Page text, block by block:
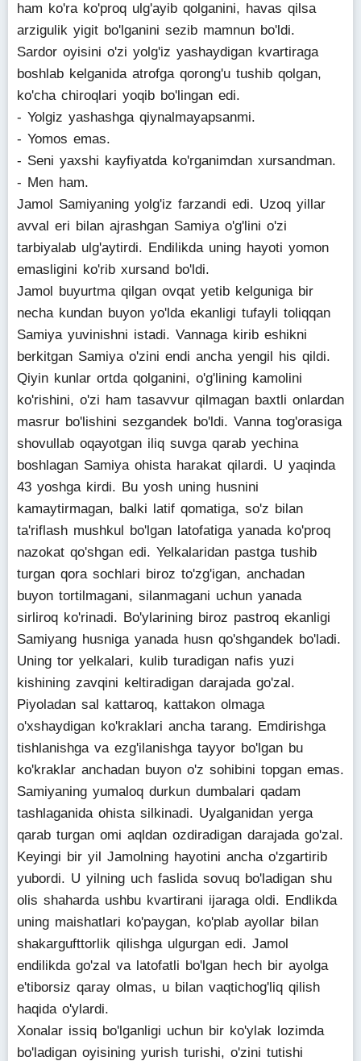
ham ko'ra ko'proq ulg'ayib qolganini, havas qilsa
arzigulik yigit bo'lganini sezib mamnun bo'ldi.
Sardor oyisini o'zi yolg'iz yashaydigan kvartiraga
boshlab kelganida atrofga qorong'u tushib qolgan,
ko'cha chiroqlari yoqib bo'lingan edi.
- Yolgiz yashashga qiynalmayapsanmi.
- Yomos emas.
- Seni yaxshi kayfiyatda ko'rganimdan xursandman.
- Men ham.
Jamol Samiyaning yolg'iz farzandi edi. Uzoq yillar
avval eri bilan ajrashgan Samiya o'g'lini o'zi
tarbiyalab ulg'aytirdi. Endilikda uning hayoti yomon
emasligini ko'rib xursand bo'ldi.
Jamol buyurtma qilgan ovqat yetib kelguniga bir
necha kundan buyon yo'lda ekanligi tufayli toliqqan
Samiya yuvinishni istadi. Vannaga kirib eshikni
berkitgan Samiya o'zini endi ancha yengil his qildi.
Qiyin kunlar ortda qolganini, o'g'lining kamolini
ko'rishini, o'zi ham tasavvur qilmagan baxtli onlardan
masrur bo'lishini sezgandek bo'ldi. Vanna tog'orasiga
shovullab oqayotgan iliq suvga qarab yechina
boshlagan Samiya ohista harakat qilardi. U yaqinda
43 yoshga kirdi. Bu yosh uning husnini
kamaytirmagan, balki latif qomatiga, so'z bilan
ta'riflash mushkul bo'lgan latofatiga yanada ko'proq
nazokat qo'shgan edi. Yelkalaridan pastga tushib
turgan qora sochlari biroz to'zg'igan, anchadan
buyon tortilmagani, silanmagani uchun yanada
sirliroq ko'rinadi. Bo'ylarining biroz pastroq ekanligi
Samiyang husniga yanada husn qo'shgandek bo'ladi.
Uning tor yelkalari, kulib turadigan nafis yuzi
kishining zavqini keltiradigan darajada go'zal.
Piyoladan sal kattaroq, kattakon olmaga
o'xshaydigan ko'kraklari ancha tarang. Emdirishga
tishlanishga va ezg'ilanishga tayyor bo'lgan bu
ko'kraklar anchadan buyon o'z sohibini topgan emas.
Samiyaning yumaloq durkun dumbalari qadam
tashlaganida ohista silkinadi. Uyalganidan yerga
qarab turgan omi aqldan ozdiradigan darajada go'zal.
Keyingi bir yil Jamolning hayotini ancha o'zgartirib
yubordi. U yilning uch faslida sovuq bo'ladigan shu
olis shaharda ushbu kvartirani ijaraga oldi. Endlikda
uning maishatlari ko'paygan, ko'plab ayollar bilan
shakargufttorlik qilishga ulgurgan edi. Jamol
endilikda go'zal va latofatli bo'lgan hech bir ayolga
e'tiborsiz qaray olmas, u bilan vaqtichog'liq qilish
haqida o'ylardi.
Xonalar issiq bo'lganligi uchun bir ko'ylak lozimda
bo'ladigan oyisining yurish turishi, o'zini tutishi